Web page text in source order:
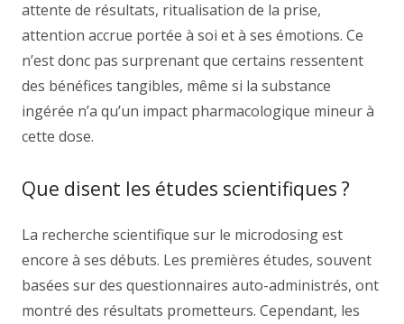
attente de résultats, ritualisation de la prise,
attention accrue portée à soi et à ses émotions. Ce
n’est donc pas surprenant que certains ressentent
des bénéfices tangibles, même si la substance
ingérée n’a qu’un impact pharmacologique mineur à
cette dose.
Que disent les études scientifiques ?
La recherche scientifique sur le microdosing est
encore à ses débuts. Les premières études, souvent
basées sur des questionnaires auto-administrés, ont
montré des résultats prometteurs. Cependant, les